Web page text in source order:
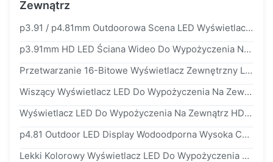
Zewnątrz
p3.91 / p4.81mm Outdoorowa Scena LED Wyświetlacz Wodoodporny Reklama
p3.91mm HD LED Ściana Wideo Do Wypożyczenia Na Stole Montażowym 500 * 500 Mm Panel 1920hz 100000 Godz
Przetwarzanie 16-Bitowe Wyświetlacz Zewnętrzny LED Do Wypożyczenia p3.91 p4.81 Wodoodporne Połączenie Bez Szwu
Wiszący Wyświetlacz LED Do Wypożyczenia Na Zewnątrz p4.81mm Panel Full Color 500 X 500mm ip65
Wyświetlacz LED Do Wypożyczenia Na Zewnątrz HD p3.91 Rgb Lekki Lekki Panel LED Nationstar
p4.81 Outdoor LED Display Wodoodporna Wysoka Częstotliwość Odświeżania Slim Fanless Design
Lekki Kolorowy Wyświetlacz LED Do Wypożyczenia Na Zewnątrz HD p3.91 p4.81 Na Imprezę